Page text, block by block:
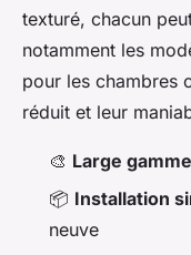
texturé, chacun
notamment les
pour les chambres
réduit et leur
🎨 Large
📦 Installation
neuve